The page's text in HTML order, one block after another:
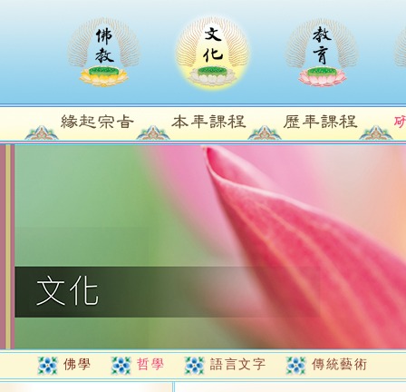
佛學 哲學 語言文字 傳統藝術